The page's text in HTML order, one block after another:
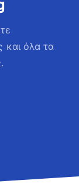
και όλα τα